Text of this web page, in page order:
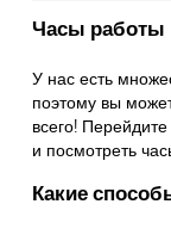
Часы работы
У нас есть
поэтому вы
всего! Перейдите
и посмотреть
Какие